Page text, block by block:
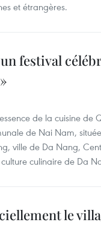
et étrangères.
festival
de la cuisine de
de Nai Nam,
ville de Da Nang,
culinaire de Da
le